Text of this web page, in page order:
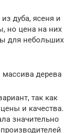
дуба, ясеня и
но цена на них
для небольших
массива дерева
так как
и качества.
значительно